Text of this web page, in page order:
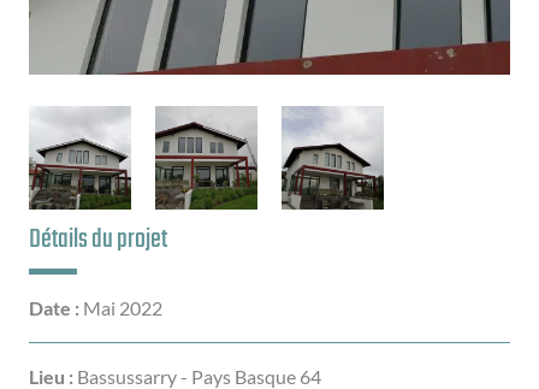
Détails du projet
Date : Mai 2022
Lieu : Bassussarry - Pays Basque 64